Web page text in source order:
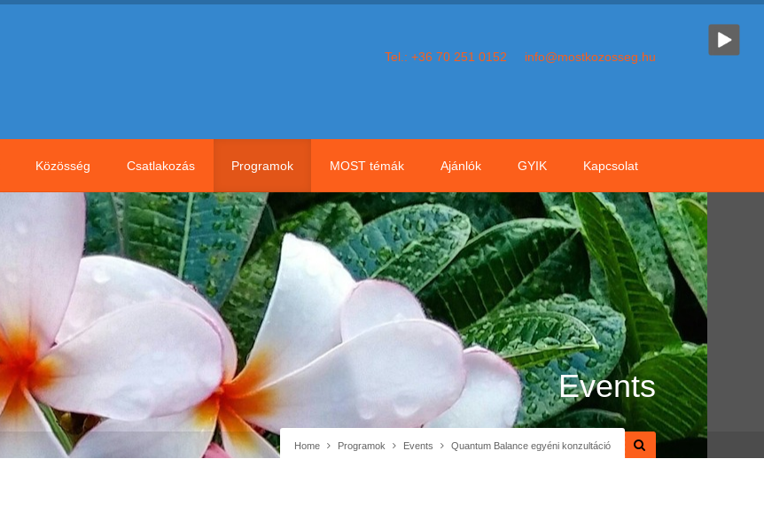
Tel.: +36 70 251 0152 info@mostkozosseg.hu
Közösség Csatlakozás Programok MOST témák Ajánlók GYIK Kapcsolat
Home Programok Events Quantum Balance egyéni konzultáció
Events